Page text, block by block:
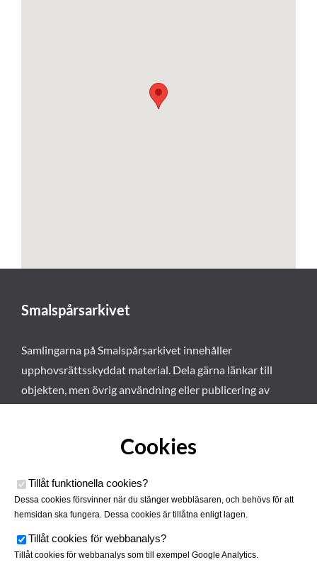
Smalspårsarkivet
Samlingarna på Smalspårsarkivet innehåller
upphovsrättsskyddat material. Dela gärna länkar till
objekten, men övrig användning eller publicering av
Cookies
Tillåt funktionella cookies?
Dessa cookies försvinner när du stänger webbläsaren, och behövs för att
hemsidan ska fungera. Dessa cookies är tillåtna enligt lagen.
Tillåt cookies för webbanalys?
Tillåt cookies för webbanalys som till exempel Google Analytics.